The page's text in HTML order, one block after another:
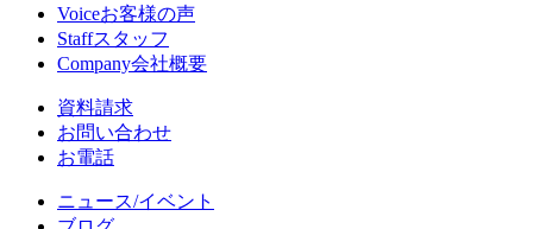
Voiceお客様の声
Staffスタッフ
Company会社概要
資料請求
お問い合わせ
お電話
ニュース/イベント